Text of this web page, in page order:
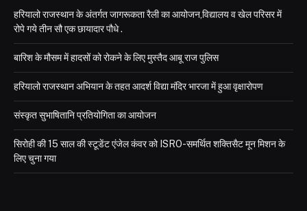
हरियालो राजस्थान के अंतर्गत जागरूकता रैली का आयोजन,विद्यालय व खेल परिसर में
रोपे गये तीन सौ एक छायादार पौधे .
बारिश के मौसम में हादसों को रोकने के लिए मुस्तैद आबू राज पुलिस
हरियालो राजस्थान अभियान के तहत आदर्श विद्या मंदिर भारजा में हुआ वृक्षारोपण
संस्कृत सुभाषितानि प्रतियोगिता का आयोजन
सिरोही की 15 साल की स्टूडेंट एंजेल कंवर को ISRO-समर्थित शक्तिसैट मून मिशन के
लिए चुना गया